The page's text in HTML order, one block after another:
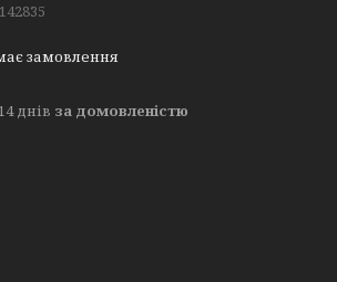
замовлення
днів за домовленістю